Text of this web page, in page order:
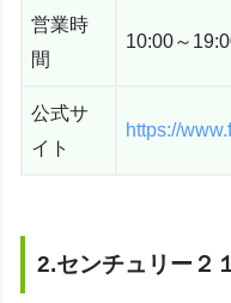
営業時
間
10:00～
公式サ
イト
https://
2.センチュリー２